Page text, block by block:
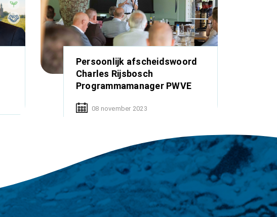
Persoonlijk afscheidswoord
Charles Rijsbosch
Programmamanager PWVE
08 november 2023